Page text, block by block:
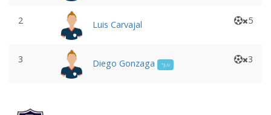
2 Luis Carvajal 5
3 Diego Gonzaga *JUV 3